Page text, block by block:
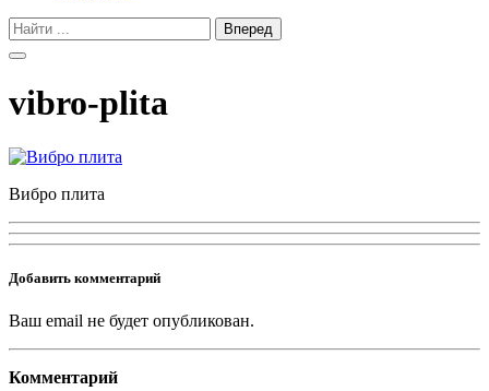
vibro-plita
Вибро плита
Добавить комментарий
Ваш email не будет опубликован.
Комментарий